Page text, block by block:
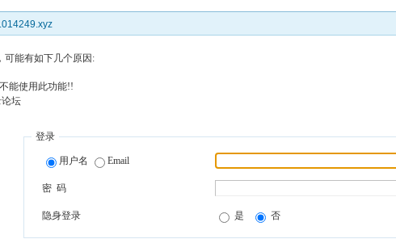
可能有如下几个原因:
能使用此功能!!
坛
登录
用户名 Email
密 码
隐身登录 是 否